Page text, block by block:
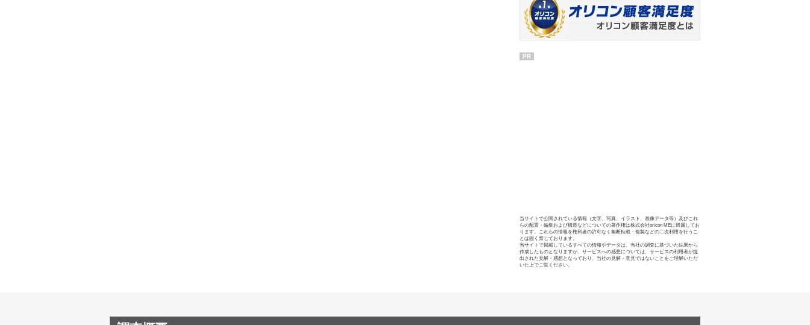
PR
当サイトで公開されている情報（文字、写真、イラスト、画像データ等）及びこれ
らの配置・編集および構造などについての著作権は株式会社oricon MEに帰属してお
ります。これらの情報を権利者の許可なく無断転載・複製などの二次利用を行うこ
とは固く禁じております。
当サイトで掲載しているすべての情報やデータは、当社の調査に基づいた結果から
作成したものとなりますが、サービスへの感想については、サービスの利用者が提
出された見解・感想となっており、当社の見解・意見ではないことをご理解いただ
いた上でご覧ください。